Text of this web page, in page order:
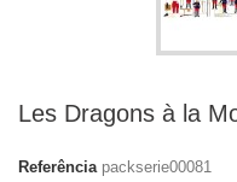
Les Dragons à la
Referência packserie00081